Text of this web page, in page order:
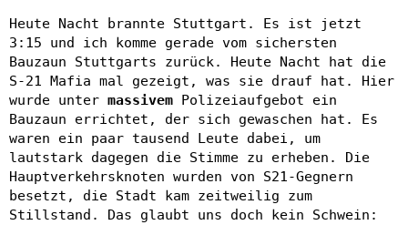
Heute Nacht brannte Stuttgart. Es ist jetzt
3:15 und ich komme gerade vom sichersten
Bauzaun Stuttgarts zurück. Heute Nacht hat die
S-21 Mafia mal gezeigt, was sie drauf hat. Hier
wurde unter massivem Polizeiaufgebot ein
Bauzaun errichtet, der sich gewaschen hat. Es
waren ein paar tausend Leute dabei, um
lautstark dagegen die Stimme zu erheben. Die
Hauptverkehrsknoten wurden von S21-Gegnern
besetzt, die Stadt kam zeitweilig zum
Stillstand. Das glaubt uns doch kein Schwein: